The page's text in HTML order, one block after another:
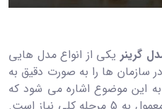
گرینر یکی از انواع مدل هایی
ها را به صورت دقیق به
این موضوع اشاره می شود که